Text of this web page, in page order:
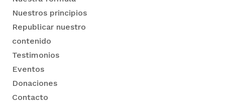
Nuestros principios
Republicar nuestro
contenido
Testimonios
Eventos
Donaciones
Contacto